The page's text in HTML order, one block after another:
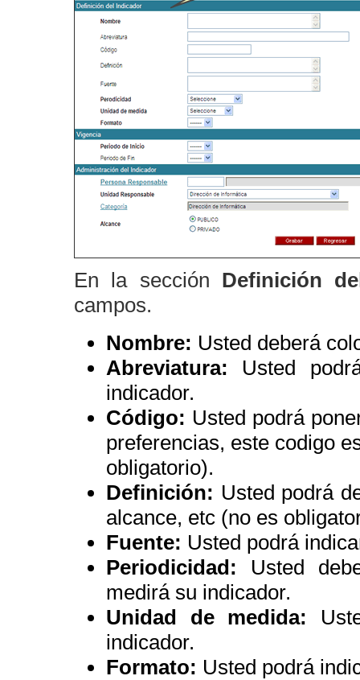
En la sección Definición
campos.
Nombre: Usted deberá
Abreviatura: Usted
indicador.
Código: Usted podrá
preferencias, este codigo
obligatorio).
Definición: Usted podrá
alcance, etc (no es
Fuente: Usted podrá
Periodicidad: Usted
medirá su indicador.
Unidad de medida:
indicador.
Formato: Usted podrá